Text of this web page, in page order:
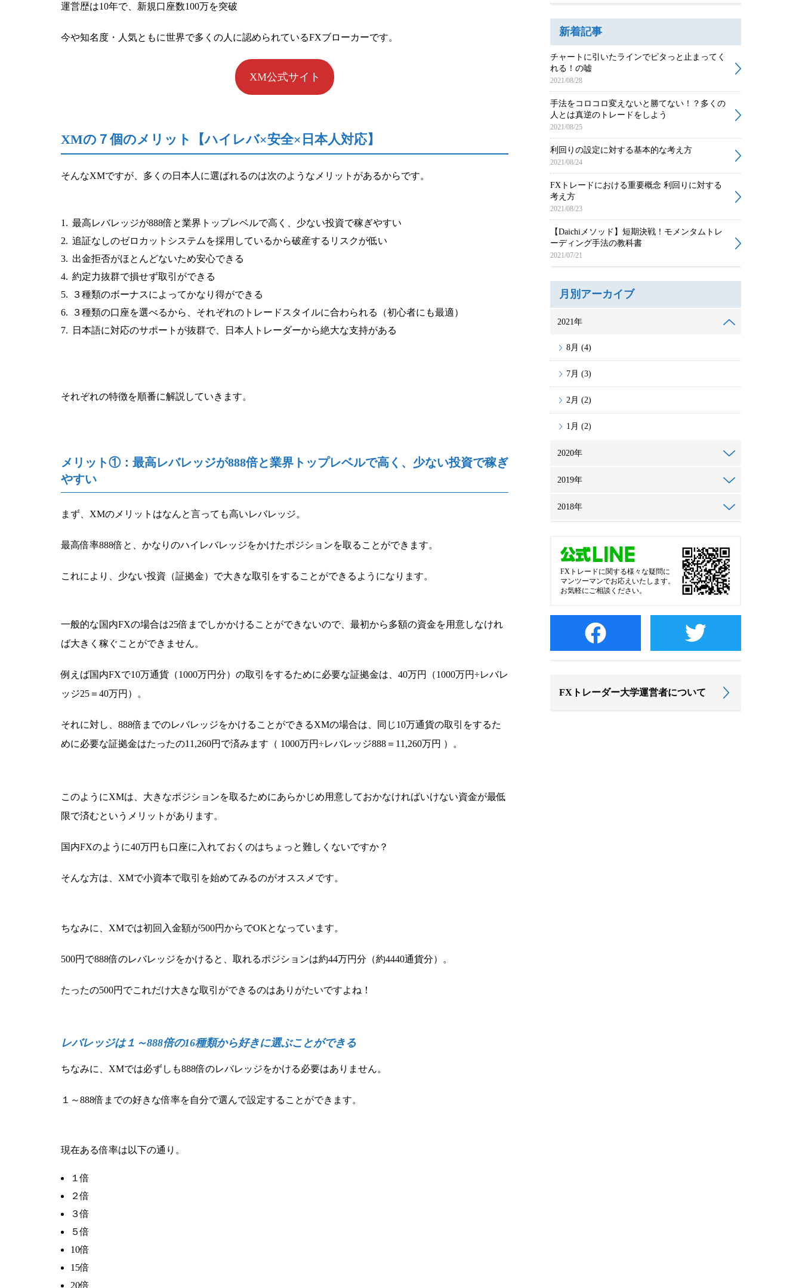
運営歴は10年で、新規口座数100万を突破
今や知名度・人気ともに世界で多くの人に認められているFXブローカーです。
XM公式サイト
XMの７個のメリット【ハイレバ×安全×日本人対応】
そんなXMですが、多くの日本人に選ばれるのは次のようなメリットがあるからです。
最高レバレッジが888倍と業界トップレベルで高く、少ない投資で稼ぎやすい
追証なしのゼロカットシステムを採用しているから破産するリスクが低い
出金拒否がほとんどないため安心できる
約定力抜群で損せず取引ができる
３種類のボーナスによってかなり得ができる
３種類の口座を選べるから、それぞれのトレードスタイルに合わられる（初心者にも最適）
日本語に対応のサポートが抜群で、日本人トレーダーから絶大な支持がある
それぞれの特徴を順番に解説していきます。
メリット①：最高レバレッジが888倍と業界トップレベルで高く、少ない投資で稼ぎ
やすい
まず、XMのメリットはなんと言っても高いレバレッジ。
最高倍率888倍と、かなりのハイレバレッジをかけたポジションを取ることができます。
これにより、少ない投資（証拠金）で大きな取引をすることができるようになります。
一般的な国内FXの場合は25倍までしかかけることができないので、最初から多額の資金を用意しなけれ
ば大きく稼ぐことができません。
例えば国内FXで10万通貨（1000万円分）の取引をするために必要な証拠金は、40万円（1000万円÷レバレ
ッジ25＝40万円）。
それに対し、888倍までのレバレッジをかけることができるXMの場合は、同じ10万通貨の取引をするた
めに必要な証拠金はたったの11,260円で済みます（ 1000万円÷レバレッジ888＝11,260万円 ）。
このようにXMは、大きなポジションを取るためにあらかじめ用意しておかなければいけない資金が最低
限で済むというメリットがあります。
国内FXのように40万円も口座に入れておくのはちょっと難しくないですか？
そんな方は、XMで小資本で取引を始めてみるのがオススメです。
ちなみに、XMでは初回入金額が500円からでOKとなっています。
500円で888倍のレバレッジをかけると、取れるポジションは約44万円分（約4440通貨分）。
たったの500円でこれだけ大きな取引ができるのはありがたいですよね！
レバレッジは１～888倍の16種類から好きに選ぶことができる
ちなみに、XMでは必ずしも888倍のレバレッジをかける必要はありません。
１～888倍までの好きな倍率を自分で選んで設定することができます。
現在ある倍率は以下の通り。
１倍
２倍
３倍
５倍
10倍
15倍
20倍
新着記事
チャートに引いたラインでピタっと止まってく
れる！の嘘
2021/08/28
手法をコロコロ変えないと勝てない！？多くの
人とは真逆のトレードをしよう
2021/08/25
利回りの設定に対する基本的な考え方
2021/08/24
FXトレードにおける重要概念 利回りに対する
考え方
2021/08/23
【Daichiメソッド】短期決戦！モメンタムトレ
ーディング手法の教科書
2021/07/21
月別アーカイブ
2021年
8月 (4)
7月 (3)
2月 (2)
1月 (2)
2020年
2019年
2018年
FXトレードに関する様々な疑問に
マンツーマンでお応えいたします。
お気軽にご相談ください。
FXトレーダー大学運営者について